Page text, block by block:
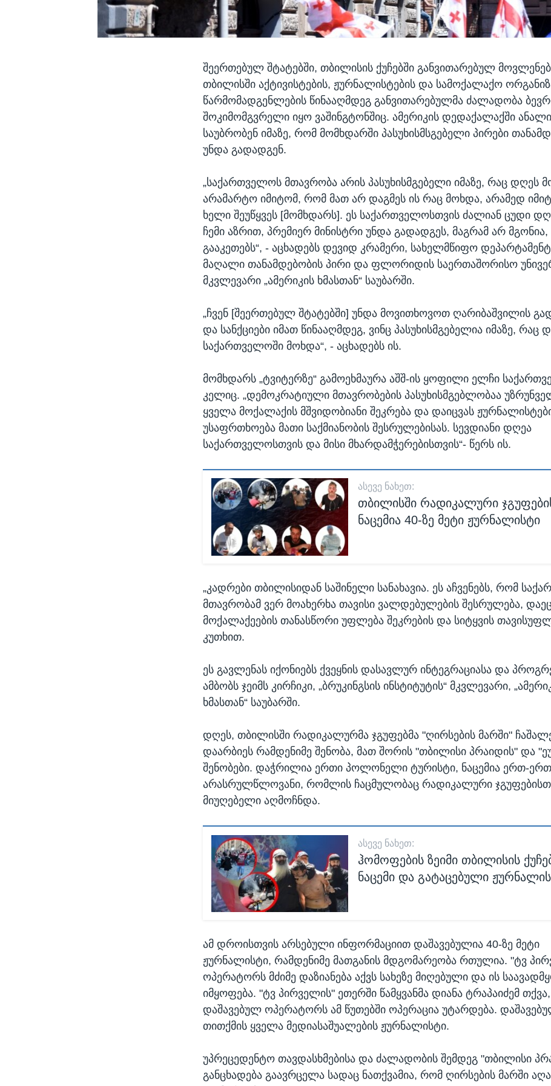
შეერთებულ შტატებში, თბილისის ქუჩებში განვითარებულ
თბილისში აქტივისტების, ჟურნალისტების და სამოქალაქო
წარმომადგენლების წინააღმდეგ განვითარებულმა ძალადობა
შოკიმომგვრელი იყო ვაშინგტონშიც. ამერიკის დედაქალაქში
საუბრობენ იმაზე, რომ მომხდარში პასუხისმსგებელი პირები
უნდა გადადგენ.
„საქართველოს მთავრობა არის პასუხისმგებელი იმაზე, რაც დღეს
არამარტო იმიტომ, რომ მათ არ დაგმეს ის რაც მოხდა, არამედ
ხელი შეუწყვეს [მომხდარს]. ეს საქართველოსთვის ძალიან ცუდი
ჩემი აზრით, პრემიერ მინისტრი უნდა გადადგეს, მაგრამ არ
გააკეთებს“, - აცხადებს დევიდ კრამერი, სახელმწიფო
მაღალი თანამდებობის პირი და ფლორიდის საერთაშორისო
მკვლევარი „ამერიკის ხმასთან“ საუბარში.
„ჩვენ [შეერთებულ შტატებში] უნდა მოვითხოვოთ ღარიბაშვილის
და სანქციები იმათ წინააღმდეგ, ვინც პასუხისმგებელია იმაზე, რაც
საქართველოში მოხდა“, - აცხადებს ის.
მომხდარს „ტვიტერზე“ გამოეხმაურა აშშ-ის ყოფილი ელჩი
კელიც. „დემოკრატიული მთავრობების პასუხისმგებლობაა
ყველა მოქალაქის მშვიდობიანი შეკრება და დაიცვას
უსაფრთხოება მათი საქმიანობის შესრულებისას. სევდიანი დღეა
საქართველოსთვის და მისი მხარდამჭერებისთვის“- წერს ის.
ᲐᲡᲔᲕᲔ ᲜᲐᲮᲔᲗ:
თბილისში რადიკალური
ნაცემია 40-ზე მეტი ჟურნალისტი
„კადრები თბილისიდან საშინელი სანახავია. ეს აჩვენებს, რომ
მთავრობამ ვერ მოახერხა თავისი ვალდებულების შესრულება,
მოქალაქეების თანასწორი უფლება შეკრების და სიტყვის
კუთხით.
ეს გავლენას იქონიებს ქვეყნის დასავლურ ინტეგრაციასა და
ამბობს ჯეიმს კირჩიკი, „ბრუკინგსის ინსტიტუტის“ მკვლევარი,
ხმასთან“ საუბარში.
დღეს, თბილისში რადიკალურმა ჯგუფებმა "ღირსების მარში"
დაარბიეს რამდენიმე შენობა, მათ შორის "თბილისი პრაიდის" და
შენობები. დაჭრილია ერთი პოლონელი ტურისტი, ნაცემია ერთ-
არასრულწლოვანი, რომლის ჩაცმულობაც რადიკალური
მიუღებელი აღმოჩნდა.
ᲐᲡᲔᲕᲔ ᲜᲐᲮᲔᲗ:
ჰომოფების ზეიმი თბილისის
ნაცემი და გატაცებული
ამ დროისთვის არსებული ინფორმაციით დაშავებულია 40-ზე მეტი
ჟურნალისტი, რამდენიმე მათგანის მდგომარეობა რთულია. "ტვ
ოპერატორს მძიმე დაზიანება აქვს სახეზე მიღებული და ის
იმყოფება. "ტვ პირველის" ეთერში წამყვანმა დიანა ტრაპაიძემ
დაშავებულ ოპერატორს ამ წუთებში ოპერაცია უტარდება.
თითქმის ყველა მედიასაშუალების ჟურნალისტი.
უპრეცედენტო თავდასხმებისა და ძალადობის შემდეგ "თბილისი
განცხადება გაავრცელა სადაც ნათქვამია, რომ ღირსების მარში